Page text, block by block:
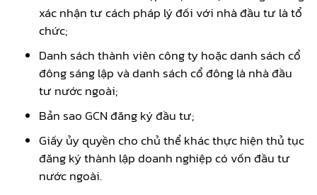
xác nhận tư cách pháp lý đối với nhà đầu tư là tổ
chức;
Danh sách thành viên công ty hoặc danh sách cổ
đông sáng lập và danh sách cổ đông là nhà đầu
tư nước ngoài;
Bản sao GCN đăng ký đầu tư;
Giấy ủy quyền cho chủ thể khác thực hiện thủ tục
đăng ký thành lập doanh nghiệp có vốn đầu tư
nước ngoài.